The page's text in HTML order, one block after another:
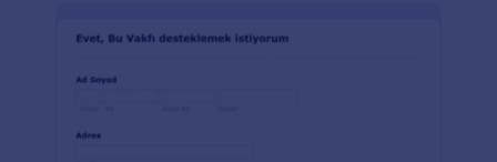
ile kağıt formlardan kurtulun ve bağışları online olarak